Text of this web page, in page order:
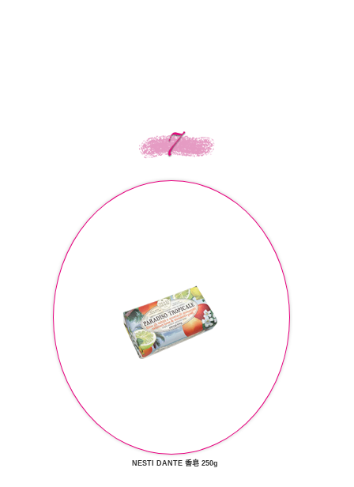
NESTI DANTE 香皂 250g